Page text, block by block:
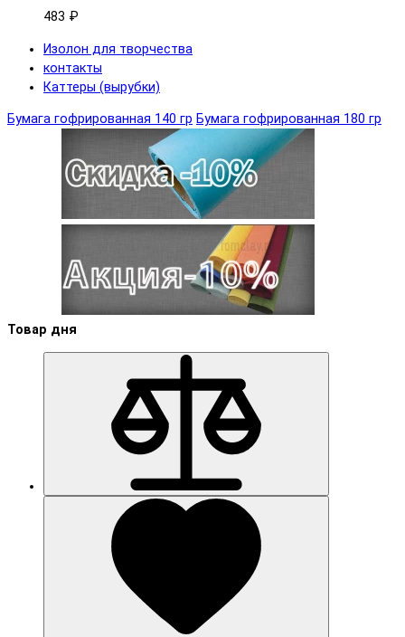
483 ₽
Изолон для творчества
контакты
Каттеры (вырубки)
Бумага гофрированная 140 гр Бумага гофрированная 180 гр
Товар дня